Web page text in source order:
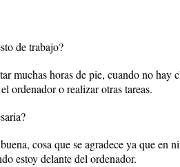
de trabajo?
muchas horas de pie, cuando no hay
ordenador o realizar otras tareas.
cosa que se agradece ya que en
estoy delante del ordenador.